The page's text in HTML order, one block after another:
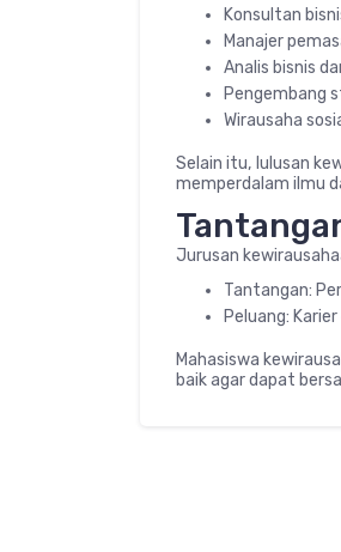
Konsultan
Manajer
Analis bisnis
Pengembang
Wirausaha
Selain itu, lulusan
memperdalam ilmu
Jurusan
Tantangan:
Peluang:
Mahasiswa
baik agar dapat